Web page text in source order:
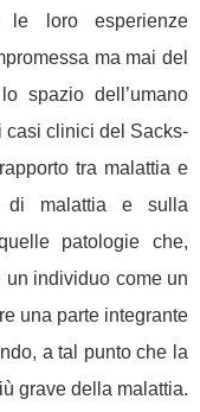
le loro esperienze
ma mai del
spazio dell’umano
casi clinici del Sacks-
tra malattia e
di malattia e sulla
patologie che,
individuo come un
una parte integrante
a tal punto che la
grave della malattia.